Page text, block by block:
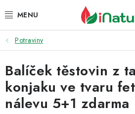
na
POTRAVINY
OŘECHY A SUŠENÉ PLODY
SNACKY
Potraviny
Balíček těstovin z
konjaku ve tvaru
nálevu 5+1 zdarma